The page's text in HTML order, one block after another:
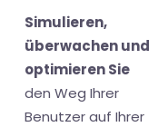
Simulieren,
überwachen und
optimieren Sie
den Weg Ihrer
Benutzer auf Ihrer